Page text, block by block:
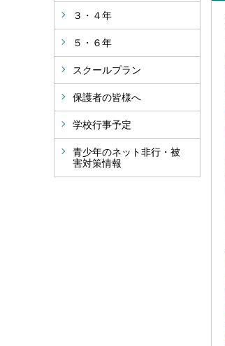
３・４年
５・６年
スクールプラン
保護者の皆様へ
学校行事予定
青少年のネット非行・被
害対策情報